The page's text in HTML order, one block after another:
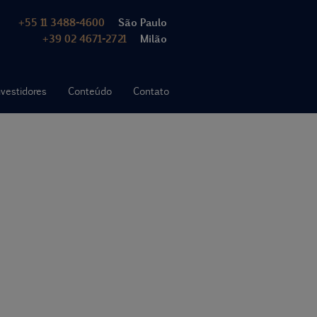
+55 11 3488-4600 São Paulo
+39 02 4671-2721 Milão
Conteúdo Contato